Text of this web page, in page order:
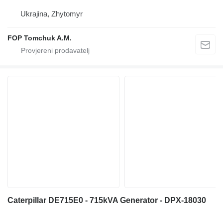
Ukrajina, Zhytomyr
FOP Tomchuk A.M.
Caterpillar DE715E0 - 715kVA Generator - DPX-18030